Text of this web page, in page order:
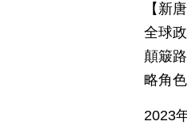
【新
全球
顛簸
略角
2023